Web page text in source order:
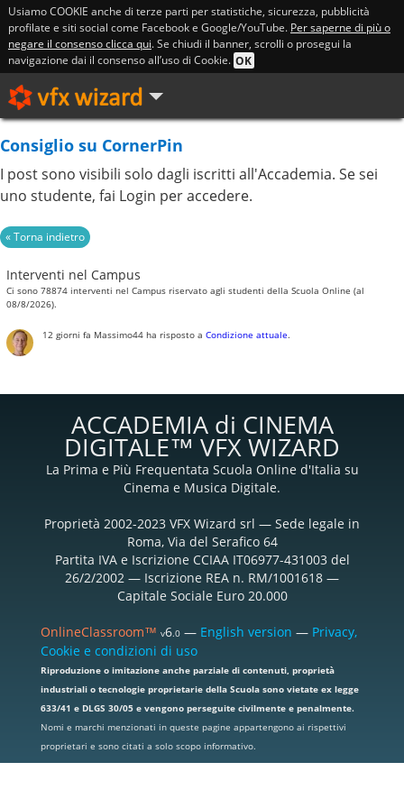
Usiamo COOKIE anche di terze parti per statistiche, sicurezza, pubblicità
profilate e siti social come Facebook e Google/YouTube. Per saperne di più o
negare il consenso clicca qui. Se chiudi il banner, scrolli o prosegui la
navigazione dai il consenso all’uso di Cookie. OK
Consiglio su CornerPin
I post sono visibili solo dagli iscritti all'Accademia. Se sei
uno studente, fai Login per accedere.
Interventi nel Campus
Ci sono 78874 interventi nel Campus riservato agli studenti della Scuola Online (al
08/8/2026).
12 giorni fa Massimo44ha risposto a Condizione attuale.
ACCADEMIA di CINEMA
DIGITALE™ VFX WIZARD
La Prima e Più Frequentata Scuola Online d'Italia su
Cinema e Musica Digitale.
Proprietà 2002-2023 VFX Wizard srl — Sede legale in
Roma, Via del Serafico 64
Partita IVA e Iscrizione CCIAA IT06977-431003 del
26/2/2002 — Iscrizione REA n. RM/1001618 —
Capitale Sociale Euro 20.000
OnlineClassroom™ v6.0— English version — Privacy,
Cookie e condizioni di uso
Riproduzione o imitazione anche parziale di contenuti, proprietà
industriali o tecnologie proprietarie della Scuola sono vietate ex legge
633/41 e DLGS 30/05 e vengono perseguite civilmente e penalmente.
Nomi e marchi menzionati in queste pagine appartengono ai rispettivi
proprietari e sono citati a solo scopo informativo.